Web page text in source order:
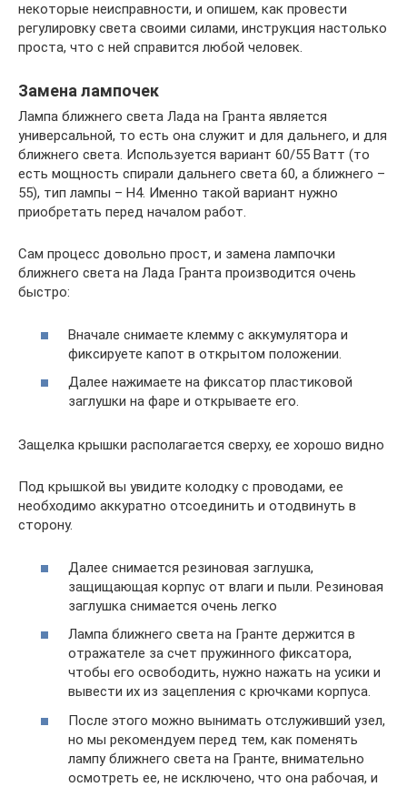
некоторые неисправности, и опишем, как провести
регулировку света своими силами, инструкция настолько
проста, что с ней справится любой человек.
Замена лампочек
Лампа ближнего света Лада на Гранта является
универсальной, то есть она служит и для дальнего, и для
ближнего света. Используется вариант 60/55 Ватт (то
есть мощность спирали дальнего света 60, а ближнего –
55), тип лампы – Н4. Именно такой вариант нужно
приобретать перед началом работ.
Сам процесс довольно прост, и замена лампочки
ближнего света на Лада Гранта производится очень
быстро:
Вначале снимаете клемму с аккумулятора и
фиксируете капот в открытом положении.
Далее нажимаете на фиксатор пластиковой
заглушки на фаре и открываете его.
Защелка крышки располагается сверху, ее хорошо видно
Под крышкой вы увидите колодку с проводами, ее
необходимо аккуратно отсоединить и отодвинуть в
сторону.
Далее снимается резиновая заглушка,
защищающая корпус от влаги и пыли. Резиновая
заглушка снимается очень легко
Лампа ближнего света на Гранте держится в
отражателе за счет пружинного фиксатора,
чтобы его освободить, нужно нажать на усики и
вывести их из зацепления с крючками корпуса.
После этого можно вынимать отслуживший узел,
но мы рекомендуем перед тем, как поменять
лампу ближнего света на Гранте, внимательно
осмотреть ее, не исключено, что она рабочая, и